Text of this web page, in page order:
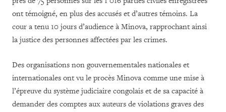
ont témoigné, en plus des accusés et d’autres témoins. La
cour a tenu 10 jours d’audience à Minova, rapprochant ainsi
la justice des personnes affectées par les crimes.
Des organisations non gouvernementales nationales et
internationales ont vu le procès Minova comme une mise à
l’épreuve du système judiciaire congolais et de sa capacité à
demander des comptes aux auteurs de violations graves des